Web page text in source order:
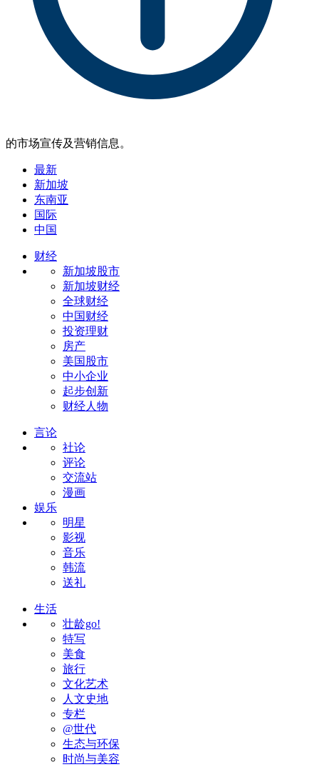
的市场宣传及营销信息。
最新
新加坡
东南亚
国际
中国
财经
新加坡股市
新加坡财经
全球财经
中国财经
投资理财
房产
美国股市
中小企业
起步创新
财经人物
言论
社论
评论
交流站
漫画
娱乐
明星
影视
音乐
韩流
送礼
生活
壮龄go!
特写
美食
旅行
文化艺术
人文史地
专栏
@世代
生态与环保
时尚与美容